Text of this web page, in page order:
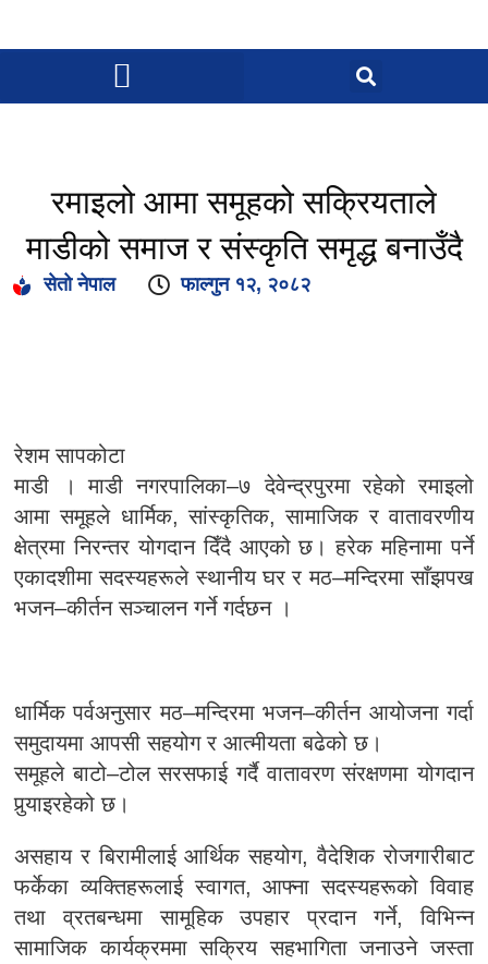
रमाइलो आमा समूहको सक्रियताले
माडीको समाज र संस्कृति समृद्ध बनाउँदै
सेतो नेपाल फाल्गुन १२, २०८२
रेशम सापकोटा
माडी । माडी नगरपालिका–७ देवेन्द्रपुरमा रहेको रमाइलो
आमा समूहले धार्मिक, सांस्कृतिक, सामाजिक र वातावरणीय
क्षेत्रमा निरन्तर योगदान दिँदै आएको छ। हरेक महिनामा पर्ने
एकादशीमा सदस्यहरूले स्थानीय घर र मठ–मन्दिरमा साँझपख
भजन–कीर्तन सञ्चालन गर्ने गर्दछन ।
धार्मिक पर्वअनुसार मठ–मन्दिरमा भजन–कीर्तन आयोजना गर्दा
समुदायमा आपसी सहयोग र आत्मीयता बढेको छ।
समूहले बाटो–टोल सरसफाई गर्दै वातावरण संरक्षणमा योगदान
पुर्‍याइरहेको छ।
असहाय र बिरामीलाई आर्थिक सहयोग, वैदेशिक रोजगारीबाट
फर्केका व्यक्तिहरूलाई स्वागत, आफ्ना सदस्यहरूको विवाह
तथा व्रतबन्धमा सामूहिक उपहार प्रदान गर्ने, विभिन्न
सामाजिक कार्यक्रममा सक्रिय सहभागिता जनाउने जस्ता